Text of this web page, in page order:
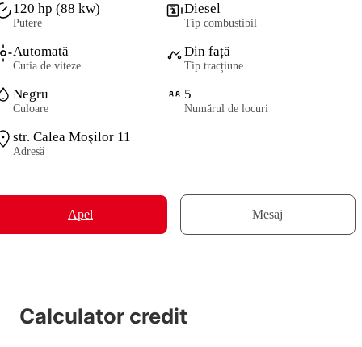
120 hp (88 kw)
Putere
Diesel
Tip combustibil
Automată
Cutia de viteze
Din față
Tip tracțiune
Negru
Culoare
5
Numărul de locuri
str. Calea Moşilor 11
Adresă
Apel Mesaj
Calculator credit